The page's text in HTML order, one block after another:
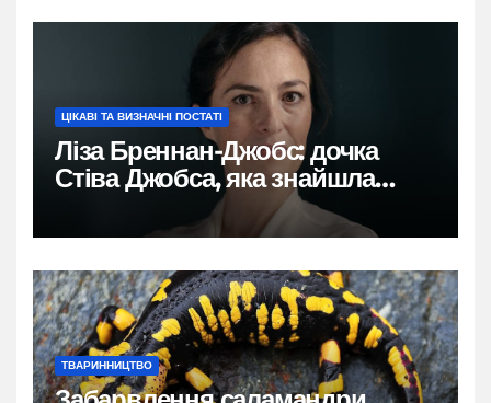
ЦІКАВІ ТА ВИЗНАЧНІ ПОСТАТІ
Ліза Бреннан-Джобс: дочка
Стіва Джобса, яка знайшла
власний голос
ТВАРИННИЦТВО